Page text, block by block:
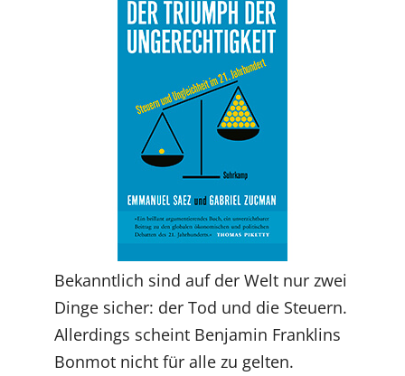
Bekanntlich sind auf der Welt nur zwei
Dinge sicher: der Tod und die Steuern.
Allerdings scheint Benjamin Franklins
Bonmot nicht für alle zu gelten.